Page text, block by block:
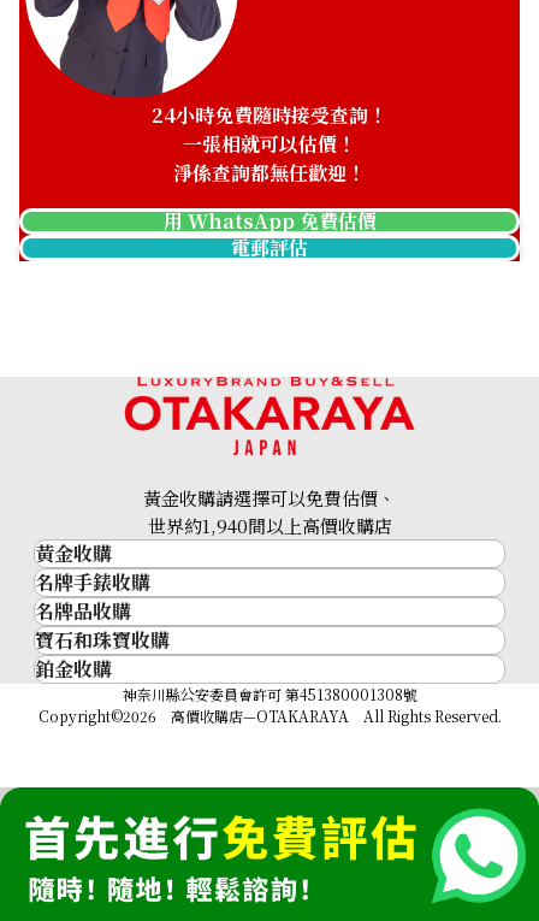
22K gold (K22) necklace
11.6g
參考回收價
HKD 14,704.16
24小時免費隨時接受查詢！
一張相就可以估價！
淨係查詢都無任歡迎！
用 WhatsApp 免費估價
電郵評估
黃金收購請選擇可以免費估價、
世界約1,940間以上高價收購店
黃金收購
黃金･金條
金條
金幣及銀幣
過去十年黃金價格
金飾
名牌手錶收購
名牌手錶收購
勞力士 (Rolex)
Patek Philippe
Audemars Piguet
名牌品收購
名牌品收購
HERMES
LOUIS VUITTON
CHANEL
CELINE
FENDI
Christian Dior
GUCCI
寶石和珠寶收購
寶石和珠寶
祖母綠
紅寶石
鉑金收購
神奈川縣公安委員會許可 第451380001308號
Copyright©2026 高價收購店—OTAKARAYA All Rights Reserved.